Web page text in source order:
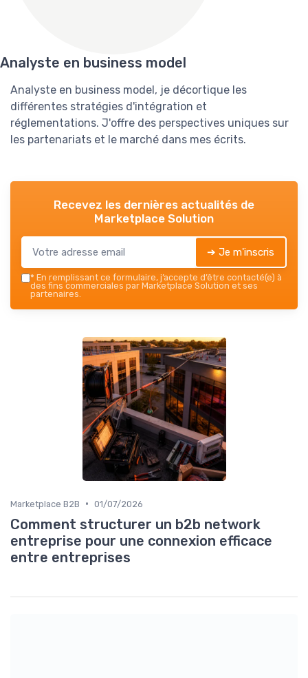
Analyste en business model
Analyste en business model, je décortique les
différentes stratégies d'intégration et
réglementations. J'offre des perspectives uniques sur
les partenariats et le marché dans mes écrits.
Recevez les dernières actualités de
Marketplace Solution
➔ Je m'inscris
* En remplissant ce formulaire, j’accepte d’être contacté(e) à
des fins commerciales par Marketplace Solution et ses
partenaires.
Marketplace B2B • 01/07/2026
Comment structurer un b2b network
entreprise pour une connexion efficace
entre entreprises